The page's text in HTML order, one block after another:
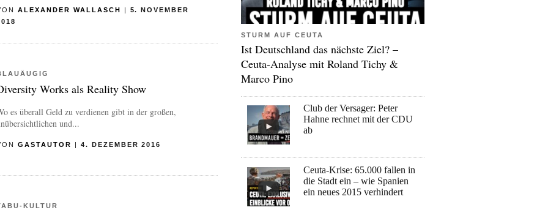
ALEXANDER WALLASCH | 5. NOVEMBER
Works als Reality Show
es überall Geld zu verdienen gibt in der großen,
und...
GASTAUTOR | 4. DEZEMBER 2016
KULTUR
STURM AUF CEUTA
Ist Deutschland das nächste Ziel? –
Ceuta-Analyse mit Roland Tichy &
Marco Pino
Club der Versager: Peter
Hahne rechnet mit der CDU
ab
Ceuta-Krise: 65.000 fallen in
die Stadt ein – wie Spanien
ein neues 2015 verhindert